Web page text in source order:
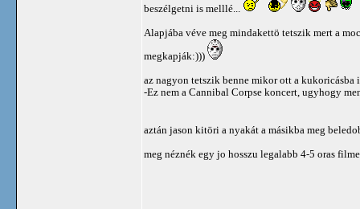
beszélgetni is melllé...
Alapjába véve meg mindakettö tetszik mert a
megkapják:)))
az nagyon tetszik benne mikor ott a kukoricásba
-Ez nem a Cannibal Corpse koncert, ugyhogy
aztán jason kitöri a nyakát a másikba meg
meg néznék egy jo hosszu legalabb 4-5 oras